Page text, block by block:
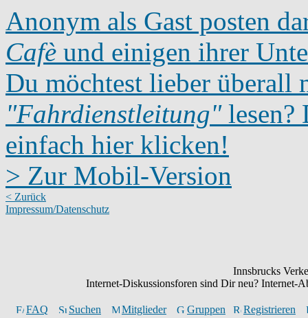
Anonym als Gast posten
Cafè und einigen ihrer
Du möchtest lieber überall
"Fahrdienstleitung"lesen?
einfach hier klicken!
> Zur Mobil-Version
< Zurück
Impressum/Datenschutz
Innsbrucks
Internet-Diskussionsforen sind Dir neu? Internet-
FAQ Suchen Mitglieder Gruppen Registrieren